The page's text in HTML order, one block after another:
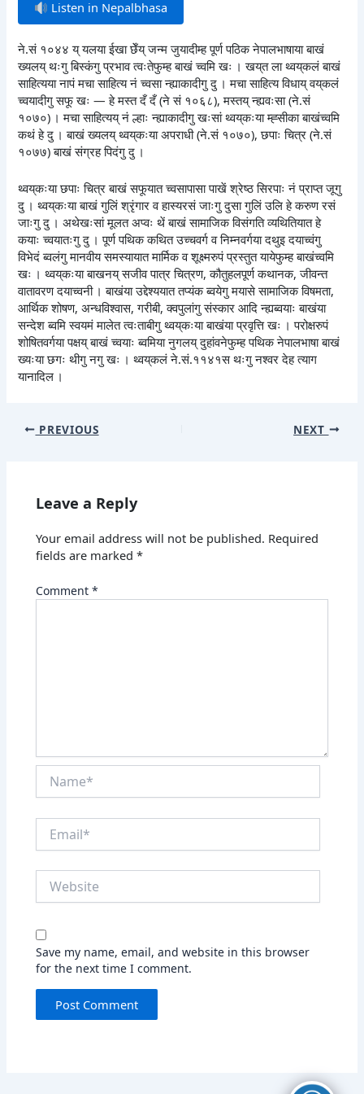
Listen in Nepalbhasa
ने.सं १०४४ य् यलया ईखा छेँय् जन्म जुयादीम्ह पूर्ण पठिक नेपालभाषाया बाखं
ख्यलय् थःगु बिस्कंगु प्रभाव त्वःतेफुम्ह बाखं च्वमि खः । खय्‌त ला थ्वय्‌कलं बाखं
साहित्यया नापं मचा साहित्य नं च्वसा न्ह्याकादीगु दु । मचा साहित्य विधाय् वय्‌कलं
च्वयादीगु सफू खः — हे मस्त दँ दँ (ने सं १०६८), मस्तय् न्ह्यवःसा (ने.सं
१०७०) । मचा साहित्यय् नं ल्हाः न्ह्याकादीगु खःसां थ्वय्‌कःया म्ह्सीका बाखंच्वमि
कथं हे दु । बाखं ख्यलय् थ्वय्‌कःया अपराधी (ने.सं १०७०), छपाः चित्र (ने.सं
१०७७) बाखं संग्रह पिदंगु दु ।
थ्वय्‌कःया छपाः चित्र बाखं सफूयात च्वसापासा पाखें श्रेष्ठ सिरपाः नं प्राप्त जूगु
दु । थ्वय्‌कःया बाखं गुलिं श्रृंगार व हास्यरसं जाःगु दुसा गुलिं उलि हे करुण रसं
जाःगु दु । अथेखःसां मूलत अप्वः थें बाखं सामाजिक विसंगति व्यथितियात हे
कयाः च्वयातःगु दु । पूर्ण पथिक कथित उच्चवर्ग व निम्नवर्गया दथुइ दयाच्वंगु
विभेदं ब्वलंगु मानवीय समस्यायात मार्मिक व शूक्ष्मरुपं प्रस्तुत यायेफुम्ह बाखंच्वमि
खः । थ्वय्‌कःया बाखनय् सजीव पात्र चित्रण, कौतुहलपूर्ण कथानक, जीवन्त
वातावरण दयाच्वनी । बाखंया उद्देश्ययात तप्यंक ब्वयेगु मयासे सामाजिक विषमता,
आर्थिक शोषण, अन्धविश्वास, गरीबी, क्वपुलांगु संस्कार आदि न्ह्यब्वयाः बाखंया
सन्देश ब्वमि स्वयमं मालेत त्वःताबीगु थ्वय्‌कःया बाखंया प्रवृत्ति खः । परोक्षरुपं
शोषितवर्गया पक्षय् बाखं च्वयाः ब्वमिया नुगलय् दुहांवनेफुम्ह पथिक नेपालभाषा बाखं
ख्यःया छगः थीगु नगु खः । थ्वय्‌कलं ने.सं.११४१स थःगु नश्वर देह त्याग
यानादिल ।
PREVIOUS NEXT
Leave a Reply
Your email address will not be published. Required
fields are marked*
Comment*
Save my name, email, and website in this browser
for the next time I comment.